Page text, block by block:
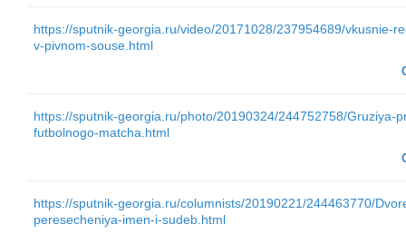
https://sputnik-georgia.ru/video/20171028/237954689/vkusnie-
v-pivnom-souse.html
https://sputnik-georgia.ru/photo/20190324/244752758/Gruziya-
futbolnogo-matcha.html
https://sputnik-georgia.ru/columnists/20190221/244463770/
peresecheniya-imen-i-sudeb.html